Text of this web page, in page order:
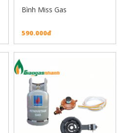
Bình Miss Gas
590.000đ